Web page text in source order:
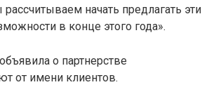
начать предлагать эти
в конце этого года».
о партнерстве
от имени клиентов.